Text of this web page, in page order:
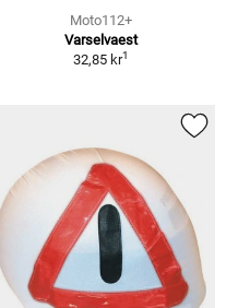
Moto112+
Varselvaest
32,85 kr1